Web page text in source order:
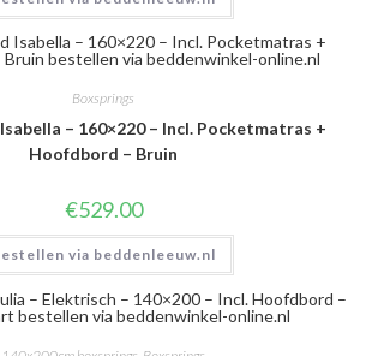
Boxsprings
– 160×220 – Incl. Pocketmatras +
Hoofdbord – Bruin
€529.00
via beddenleeuw.nl